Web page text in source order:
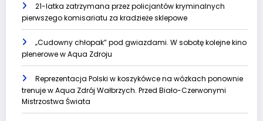
21-latka zatrzymana przez policjantów kryminalnych
pierwszego komisariatu za kradzieże sklepowe
„Cudowny chłopak” pod gwiazdami. W sobotę kolejne kino
plenerowe w Aqua Zdroju
Reprezentacja Polski w koszykówce na wózkach ponownie
trenuje w Aqua Zdrój Wałbrzych. Przed Biało-Czerwonymi
Mistrzostwa Świata